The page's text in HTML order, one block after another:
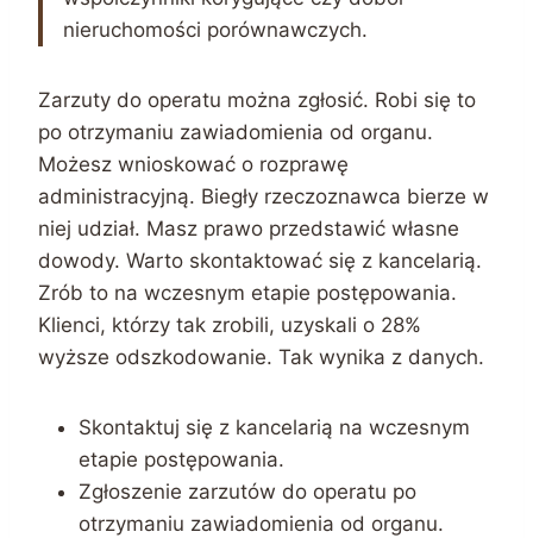
nieruchomości porównawczych.
Zarzuty do operatu można zgłosić. Robi się to
po otrzymaniu zawiadomienia od organu.
Możesz wnioskować o rozprawę
administracyjną. Biegły rzeczoznawca bierze w
niej udział. Masz prawo przedstawić własne
dowody. Warto skontaktować się z kancelarią.
Zrób to na wczesnym etapie postępowania.
Klienci, którzy tak zrobili, uzyskali o 28%
wyższe odszkodowanie. Tak wynika z danych.
Skontaktuj się z kancelarią na wczesnym
etapie postępowania.
Zgłoszenie zarzutów do operatu po
otrzymaniu zawiadomienia od organu.